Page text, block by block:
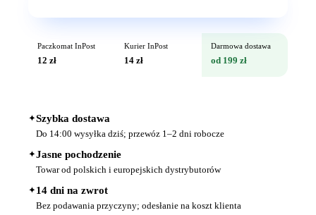
Paczkomat InPost
12 zł
Kurier InPost
14 zł
Darmowa dostawa
od 199 zł
✦Szybka dostawa
Do 14:00 wysyłka dziś; przewóz 1–2 dni robocze
✦Jasne pochodzenie
Towar od polskich i europejskich dystrybutorów
✦14 dni na zwrot
Bez podawania przyczyny; odesłanie na koszt klienta